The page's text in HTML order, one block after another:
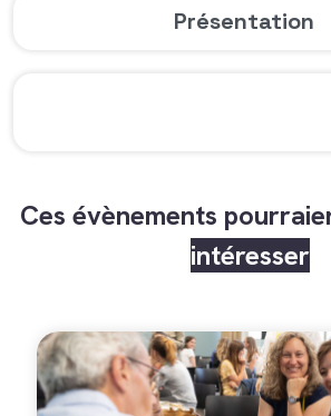
Présentation
Ces évènements
intéresser